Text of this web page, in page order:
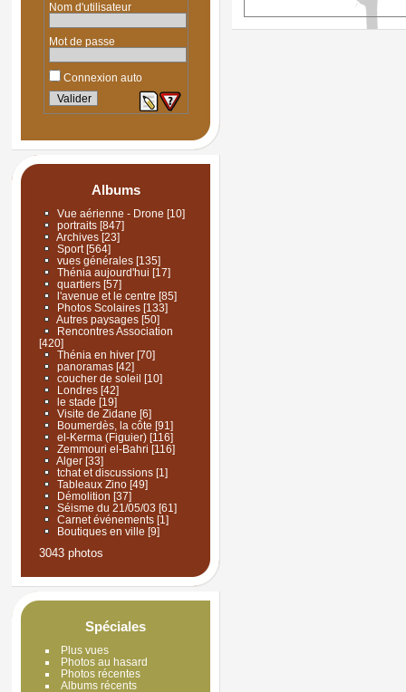
Nom d'utilisateur
Mot de passe
Connexion auto
Albums
Vue aérienne - Drone [10]
portraits[847]
Archives [23]
Sport[564]
vues générales[135]
Thénia aujourd'hui [17]
quartiers[57]
l'avenue et le centre [85]
Photos Scolaires[133]
Autres paysages[50]
Rencontres Association
[420]
Thénia en hiver[70]
panoramas[42]
coucher de soleil [10]
Londres[42]
le stade [19]
Visite de Zidane [6]
Boumerdès, la côte [91]
el-Kerma (Figuier)[116]
Zemmouri el-Bahri [116]
Alger[33]
tchat et discussions[1]
Tableaux Zino[49]
Démolition [37]
Séisme du 21/05/03 [61]
Carnet événements[1]
Boutiques en ville [9]
3043 photos
Spéciales
Plus vues
Photos au hasard
Photos récentes
Albums récents